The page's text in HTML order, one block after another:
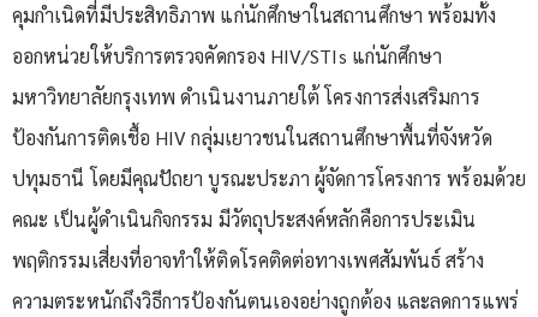
คุมกำเนิดที่มีประสิทธิภาพ แก่นักศึกษาในสถานศึกษา พร้อมทั้ง
ออกหน่วยให้บริการตรวจคัดกรอง HIV/STIs แก่นักศึกษา
มหาวิทยาลัยกรุงเทพ ดำเนินงานภายใต้ โครงการส่งเสริมการ
ป้องกันการติดเชื้อ HIV กลุ่มเยาวชนในสถานศึกษาพื้นที่จังหวัด
ปทุมธานี โดยมีคุณปัถยา บูรณะประภา ผู้จัดการโครงการ พร้อมด้วย
คณะ เป็นผู้ดำเนินกิจกรรม มีวัตถุประสงค์หลักคือการประเมิน
พฤติกรรมเสี่ยงที่อาจทำให้ติดโรคติดต่อทางเพศสัมพันธ์ สร้าง
ความตระหนักถึงวิธีการป้องกันตนเองอย่างถูกต้อง และลดการแพร่